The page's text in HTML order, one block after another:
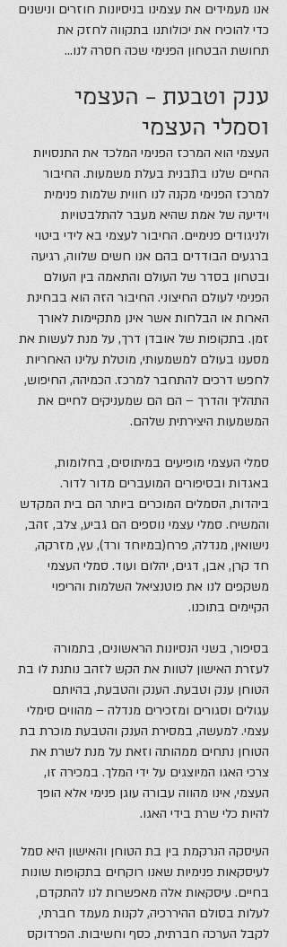
אנו מעמידים את עצמינו בניסיונות חוזרים ונישנים
כדי להוכיח את יכולותנו בתקווה לחזק את
תחושת הבטחון הפנימי שכה חסרה לנו…
ענק וטבעת – העצמי
וסמלי העצמי
העצמי הוא המרכז הפנימי המלכד את התנסויות
החיים שלנו בתבנית בעלת משמעות. החיבור
למרכז הפנימי מקנה לנו חווית שלמות פנימית
וידיעה של אמת שהיא מעבר להתלבטויות
ולניגודים פנימיים. החיבור לעצמי בא לידי ביטוי
ברגעים הבודדים בהם אנו חשים שלווה, רגיעה
ובטחון בסדר של העולם והתאמה בין העולם
הפנימי לעולם החיצוני. החיבור הזה הוא בבחינת
הארות או הבלחות אשר אינן מתקיימות לאורך
זמן. בתקופות של אובדן דרך, על מנת לעשות את
מסענו בעולם למשמעותי, מוטלת עלינו האחריות
לחפש דרכים להתחבר למרכז. הכמיהה, החיפוש,
התהליך והדרך – הם הם שמעניקים לחיים את
המשמעות היצירתית שלהם.
סמלי העצמי מופיעים במיתוסים, בחלומות,
באגדות ובסיפורים המועברים מדור לדור.
ביהדות, הסמלים המוכרים ביותר הם בית המקדש
והמשיח. סמלי עצמי נוספים הם גביע, צלב, זהב,
נישואין, מנדלה, פרח(במיוחד ורד), עץ, מזרקה,
חד קרן, אבן, דגים, יהלום ועוד. סמלי העצמי
משקפים לנו את פוטנציאל השלמות והריפוי
הקיימים בתוכנו.
בסיפור, בשני הנסיונות הראשונים, בתמורה
לעזרת האישון לטוות את הקש לזהב נותנת לו בת
הטוחן ענק וטבעת. הענק והטבעת, בהיותם
עגולים וסגורים ומזכירים מנדלה – מהווים סימלי
עצמי. למעשה, במסירת הענק והטבעת מוכרת בת
הטוחן נתחים ממהותה וזאת על מנת לשרת את
צרכי האגו המיוצגים על ידי המלך. במכירה זו,
העצמי, אינו מהווה עבורה עוגן פנימי אלא הופך
להיות כלי שרת בידי האגו.
העיסקה הנרקמת בין בת הטוחן והאישון היא סמל
לעיסקאות פנימיות שאנו רוקחים בתקופות שונות
בחיים. עיסקאות אלה מאפשרות לנו להתקדם,
לעלות בסולם ההיררכיה, לקנות מעמד חברתי,
לקבל הערכה חברתית, כסף וחשיבות. הפרדוקס